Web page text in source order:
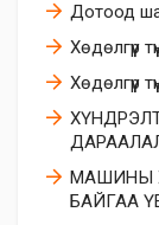
Дотоод
Хөдөлгүүр
Хөдөлгүүр
МАШИНЫ
БАЙГАА